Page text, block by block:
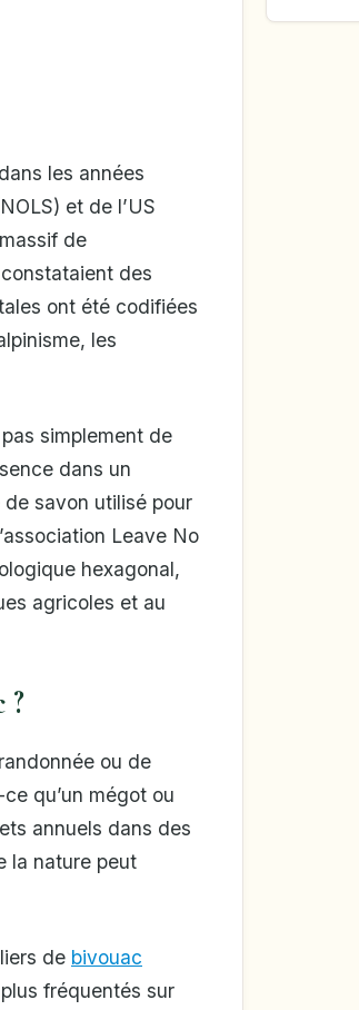
les années
et de l’US
de
des
ont été codifiées
les
simplement de
dans un
savon utilisé pour
Leave No
hexagonal,
agricoles et au
?
ou de
qu’un mégot ou
annuels dans des
la nature peut
de bivouac
fréquentés sur